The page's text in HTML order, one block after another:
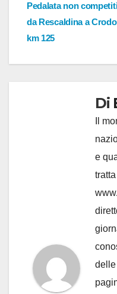
Pedalata non
da Rescaldina a
km 125
Di
Il
e